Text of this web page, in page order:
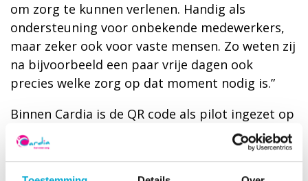
om zorg te kunnen verlenen. Handig als
ondersteuning voor onbekende medewerkers,
maar zeker ook voor vaste mensen. Zo weten zij
na bijvoorbeeld een paar vrije dagen ook
precies welke zorg op dat moment nodig is.”
Binnen Cardia is de QR code als pilot ingezet op
een afdeling in woonzorglocatie
Onderwatershof